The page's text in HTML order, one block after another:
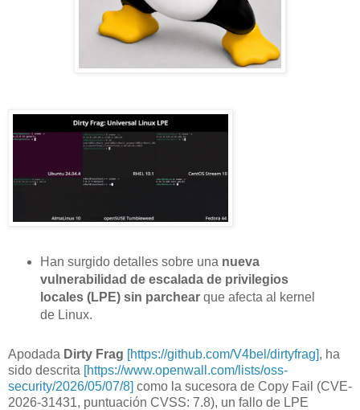
Han surgido detalles sobre una nueva
vulnerabilidad de escalada de privilegios
locales (LPE) sin parchearque afecta al kernel
de Linux.
Apodada Dirty Frag [https://github.com/V4bel/dirtyfrag], ha
sido descrita [https://www.openwall.com/lists/oss-
security/2026/05/07/8] como la sucesora de Copy Fail (CVE-
2026-31431, puntuación CVSS: 7.8), un fallo de LPE